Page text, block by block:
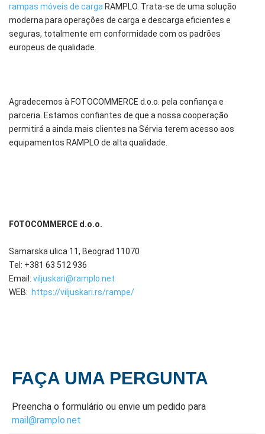
rampas móveis de carga RAMPLO. Trata-se de uma solução
moderna para operações de carga e descarga eficientes e
seguras, totalmente em conformidade com os padrões
europeus de qualidade.
Agradecemos à FOTOCOMMERCE d.o.o. pela confiança e
parceria. Estamos confiantes de que a nossa cooperação
permitirá a ainda mais clientes na Sérvia terem acesso aos
equipamentos RAMPLO de alta qualidade.
FOTOCOMMERCE d.o.o.
Samarska ulica 11, Beograd 11070
Tel: +381 63 512 936
Email: viljuskari@ramplo.net
WEB: https://viljuskari.rs/rampe/
FAÇA UMA PERGUNTA
Preencha o formulário ou envie um pedido para
mail@ramplo.net